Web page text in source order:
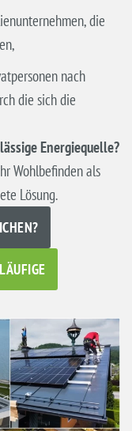
die
nach
die sich die
Energiequelle?
Wohlbefinden als
Lösung.